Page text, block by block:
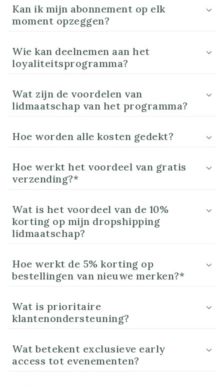
Kan ik mijn abonnement op elk
moment opzeggen?
Wie kan deelnemen aan het
loyaliteitsprogramma?
Wat zijn de voordelen van
lidmaatschap van het programma?
Hoe worden alle kosten gedekt?
Hoe werkt het voordeel van gratis
verzending?*
Wat is het voordeel van de 10%
korting op mijn dropshipping
lidmaatschap?
Hoe werkt de 5% korting op
bestellingen van nieuwe merken?*
Wat is prioritaire
klantenondersteuning?
Wat betekent exclusieve early
access tot evenementen?